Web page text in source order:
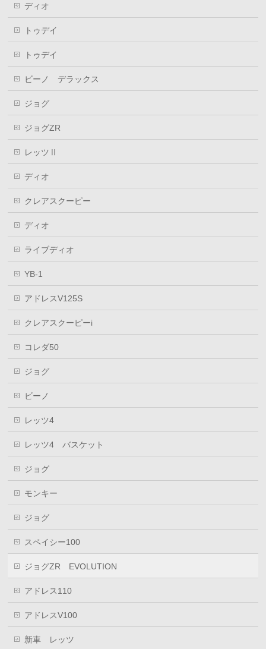
ディオ
トゥデイ
トゥデイ
ビーノ デラックス
ジョグ
ジョグZR
レッツⅡ
ディオ
クレアスクーピー
ディオ
ライブディオ
YB-1
アドレスV125S
クレアスクーピーi
コレダ50
ジョグ
ビーノ
レッツ4
レッツ4 バスケット
ジョグ
モンキー
ジョグ
スペイシー100
ジョグZR EVOLUTION
アドレス110
アドレスV100
新車 レッツ